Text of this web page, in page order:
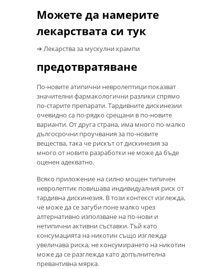
Можете да намерите
лекарствата си тук
➔ Лекарства за мускулни крампи
предотвратяване
По-новите атипични невролептици показват
значителни фармакологични разлики спрямо
по-старите препарати. Тардивните дискинезии
очевидно са по-рядко срещани в по-новите
варианти. От друга страна, има много по-малко
дългосрочни проучвания за по-новите
вещества, така че рискът от дискинезия за
много от новите разработки не може да бъде
оценен адекватно.
Всяко приложение на силно мощен типичен
невролептик повишава индивидуалния риск от
тардивна дискинезия. В този контекст изглежда,
че може да се загуби поне малко чрез
алтернативно използване на по-нови и
нетипични активни съставки. Тъй като
консумацията на никотин също изглежда
увеличава риска, не консумирането на никотин
може да се разглежда като допълнителна
превантивна мярка.